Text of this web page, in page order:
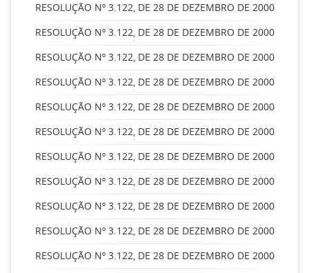
RESOLUÇÃO Nº 3.122, DE 28 DE DEZEMBRO DE 2000
RESOLUÇÃO Nº 3.122, DE 28 DE DEZEMBRO DE 2000
RESOLUÇÃO Nº 3.122, DE 28 DE DEZEMBRO DE 2000
RESOLUÇÃO Nº 3.122, DE 28 DE DEZEMBRO DE 2000
RESOLUÇÃO Nº 3.122, DE 28 DE DEZEMBRO DE 2000
RESOLUÇÃO Nº 3.122, DE 28 DE DEZEMBRO DE 2000
RESOLUÇÃO Nº 3.122, DE 28 DE DEZEMBRO DE 2000
RESOLUÇÃO Nº 3.122, DE 28 DE DEZEMBRO DE 2000
RESOLUÇÃO Nº 3.122, DE 28 DE DEZEMBRO DE 2000
RESOLUÇÃO Nº 3.122, DE 28 DE DEZEMBRO DE 2000
RESOLUÇÃO Nº 3.122, DE 28 DE DEZEMBRO DE 2000